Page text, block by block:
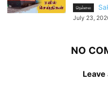
நெல்லை
July 23,
NO
Leave